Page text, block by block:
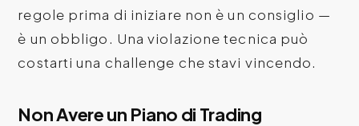
regole prima di iniziare non è un consiglio —
è un obbligo. Una violazione tecnica può
costarti una challenge che stavi vincendo.
Non Avere un Piano di Trading